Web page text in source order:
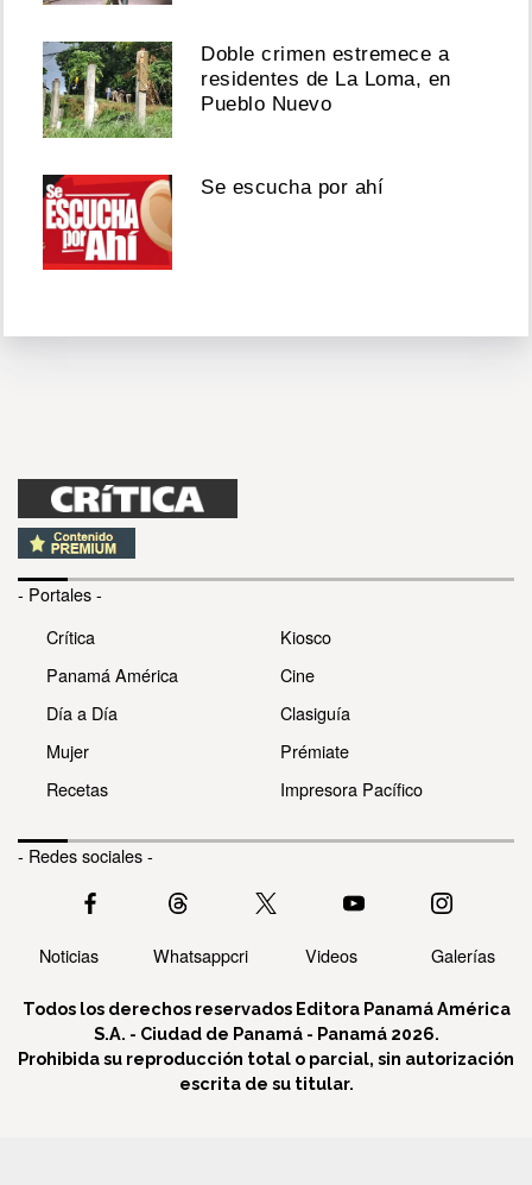
Doble crimen estremece a
residentes de La Loma, en
Pueblo Nuevo
Se escucha por ahí
- Portales -
Crítica
Panamá América
Día a Día
Mujer
Recetas
Kiosco
Cine
Clasiguía
Prémiate
Impresora Pacífico
- Redes sociales -
Noticias Whatsappcri Videos Galerías
Todos los derechos reservados Editora Panamá América
S.A. - Ciudad de Panamá - Panamá 2026.
Prohibida su reproducción total o parcial, sin autorización
escrita de su titular.